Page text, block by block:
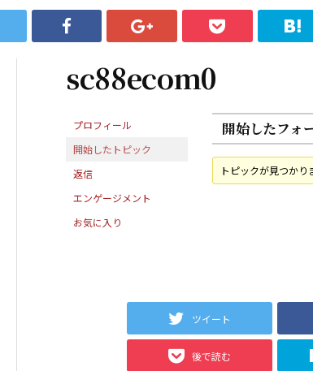
sc88ecom0
プロフィール
開始したトピック
返信
エンゲージメント
お気に入り
開始したフォ
トピックが見つかり
ツイート
後で読む